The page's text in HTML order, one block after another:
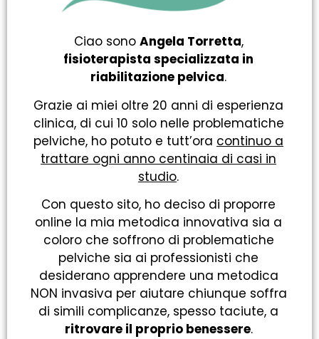
Ciao sono Angela Torretta,
fisioterapista specializzata in
riabilitazione pelvica.
Grazie ai miei oltre 20 anni di esperienza
clinica, di cui 10 solo nelle problematiche
pelviche, ho potuto e tutt’ora continuo a
trattare ogni anno centinaia di casi in
studio.
Con questo sito, ho deciso di proporre
online la mia metodica innovativa sia a
coloro che soffrono di problematiche
pelviche sia ai professionisti che
desiderano apprendere una metodica
NON invasiva per aiutare chiunque soffra
di simili complicanze, spesso taciute, a
ritrovare il proprio benessere.